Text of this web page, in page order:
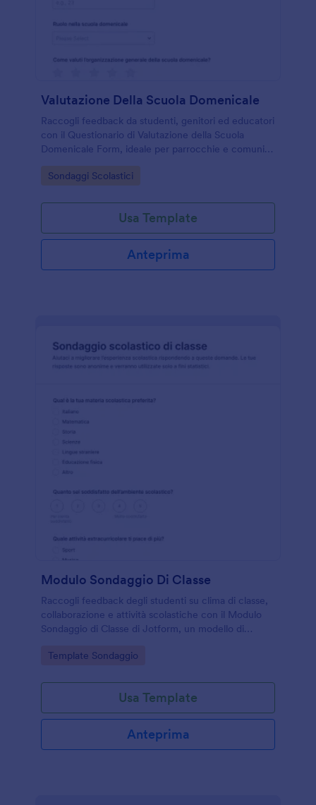
Valutazione Della Scuola Domenicale
Raccogli feedback da studenti, genitori ed educatori
con il Questionario di Valutazione della Scuola
Domenicale Form, ideale per parrocchie e comunità
che vogliono migliorare organizzazione, contenuti e
comunicazione.
Go to Category:
Sondaggi Scolastici
Usa Template
Anteprima
Modulo Sondaggio Di Classe
Raccogli feedback degli studenti su clima di classe,
collaborazione e attività scolastiche con il Modulo
Sondaggio di Classe di Jotform, un modello di
per la raccolta dati.
Go to Category:
Template Sondaggio
Usa Template
Anteprima